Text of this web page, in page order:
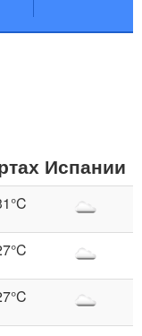
Испании